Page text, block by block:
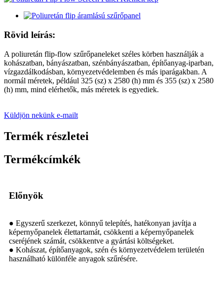
Rövid leírás:
A poliuretán flip-flow szűrőpaneleket széles körben használják a
kohászatban, bányászatban, szénbányászatban, építőanyag-iparban,
vízgazdálkodásban, környezetvédelemben és más iparágakban. A
normál méretek, például 325 (sz) x 2580 (h) mm és 355 (sz) x 2580
(h) mm, mind elérhetők, más méretek is egyediek.
Küldjön nekünk e-mailt
Termék részletei
Termékcímkék
Előnyök
● Egyszerű szerkezet, könnyű telepítés, hatékonyan javítja a
képernyőpanelek élettartamát, csökkenti a képernyőpanelek
cseréjének számát, csökkentve a gyártási költségeket.
● Kohászat, építőanyagok, szén és környezetvédelem területén
használható különféle anyagok szűrésére.